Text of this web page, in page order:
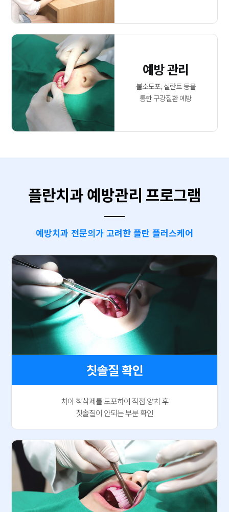
예방 관리
불소도포, 실란트 등을
통한 구강질환 예방
플란치과 예방관리 프로그램
예방치과 전문의가 고려한 플란 플러스케어
칫솔질 확인
치아 착삭제를 도포하여 직접 양치 후
칫솔질이 안되는 부분 확인